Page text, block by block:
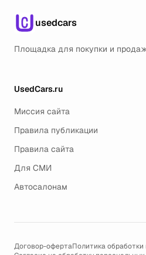
usedcars
Площадка для покупки и
UsedCars.ru
Миссия сайта
Правила публикации
Правила сайта
Для СМИ
Автосалонам
Договор-офертаПолитика